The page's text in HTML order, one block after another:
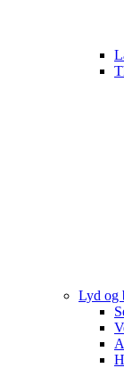
Lyd og